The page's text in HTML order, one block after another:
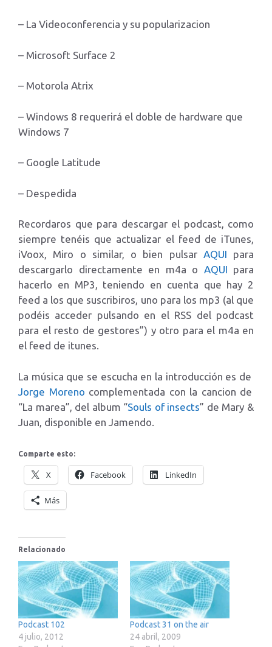
– La Videoconferencia y su popularizacion
– Microsoft Surface 2
– Motorola Atrix
– Windows 8 requerirá el doble de hardware que
Windows 7
– Google Latitude
– Despedida
Recordaros que para descargar el podcast, como
siempre tenéis que actualizar el feed de iTunes,
iVoox, Miro o similar, o bien pulsar AQUI para
descargarlo directamente en m4a o AQUI para
hacerlo en MP3, teniendo en cuenta que hay 2
feed a los que suscribiros, uno para los mp3 (al que
podéis acceder pulsando en el RSS del podcast
para el resto de gestores”) y otro para el m4a en
el feed de itunes.
La música que se escucha en la introducción es de
Jorge Moreno complementada con la cancion de
“La marea”, del album “Souls of insects” de Mary &
Juan, disponible en Jamendo.
Comparte esto:
X Facebook LinkedIn
Más
Relacionado
Podcast 102
4 julio, 2012
Podcast 31 on the air
24 abril, 2009